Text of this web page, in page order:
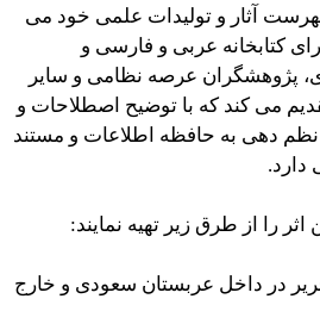
آثار و تولیدات علمی خود می
کتابخانه عربی و فارسی و
پژوهشگران عرصه نظامی و سایر
می کند که با توضیح اصطلاحات و
نظم دهی به حافظه اطلاعات و مستند
دارد.
اثر را از طرق زیر تهیه نمایند:
در داخل عربستان سعودی و خارج